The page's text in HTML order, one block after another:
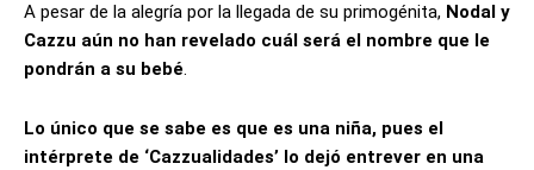
A pesar de la alegría por la llegada de su primogénita, Nodal y
Cazzu aún no han revelado cuál será el nombre que le
pondrán a su bebé.
Lo único que se sabe es que es una niña, pues el
intérprete de ‘Cazzualidades’ lo dejó entrever en una